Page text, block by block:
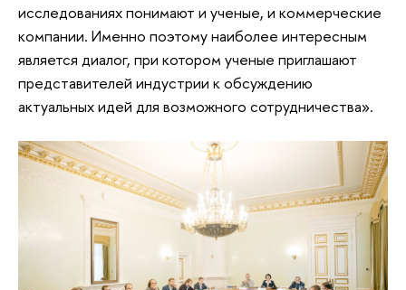
исследованиях понимают и ученые, и коммерческие
компании. Именно поэтому наиболее интересным
является диалог, при котором ученые приглашают
представителей индустрии к обсуждению
актуальных идей для возможного сотрудничества».